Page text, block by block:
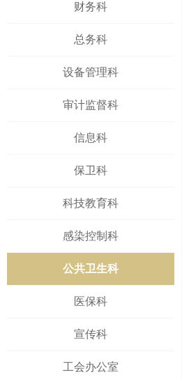
财务科
总务科
设备管理科
审计监督科
信息科
保卫科
科技教育科
感染控制科
公共卫生科
医保科
宣传科
工会办公室